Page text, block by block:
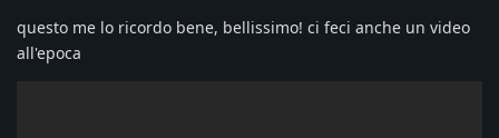
questo me lo ricordo bene, bellissimo! ci feci anche un video
all'epoca